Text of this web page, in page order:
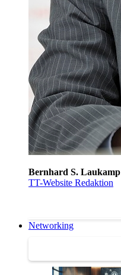
Bernhard S. Laukamp
TT-Website Redaktion
Networking